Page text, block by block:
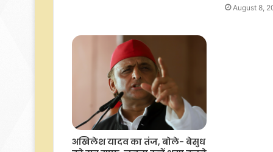
August 8,
अखिलेश यादव का तंज, बोले- बेसुध